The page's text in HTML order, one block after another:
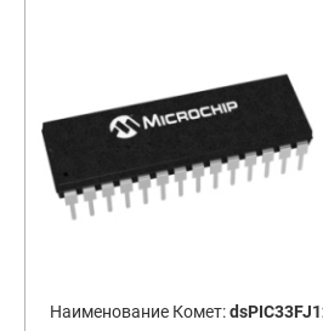
Наименование Комет: